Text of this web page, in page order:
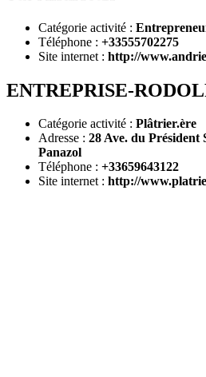
Catégorie activité :
Téléphone : +33555702275
Site internet : http://
ENTREPRISE-
Catégorie activité : Plâtrier.ère
Adresse : 28 Ave. du Président
Panazol
Téléphone : +33659643122
Site internet : http://